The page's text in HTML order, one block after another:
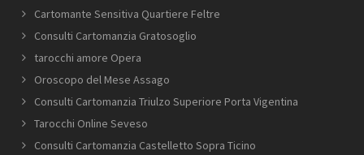
Cartomante Sensitiva Quartiere Feltre
Consulti Cartomanzia Gratosoglio
tarocchi amore Opera
Oroscopo del Mese Assago
Consulti Cartomanzia Triulzo Superiore Porta Vigentina
Tarocchi Online Seveso
Consulti Cartomanzia Castelletto Sopra Ticino